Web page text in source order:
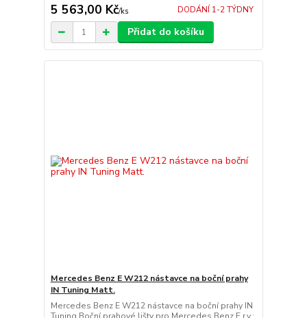
5 563,00 Kč/ks DODÁNÍ 1-2 TÝDNY
Přidat do košíku
Mercedes Benz E W212 nástavce na boční prahy
IN Tuning Matt.
Mercedes Benz E W212 nástavce na boční prahy IN
Tuning Boční prahové lišty pro Mercedes Benz E r.v.: